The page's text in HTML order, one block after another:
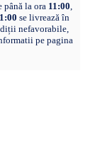
până la ora 11:00,
se livrează în
nefavorabile,
pe pagina